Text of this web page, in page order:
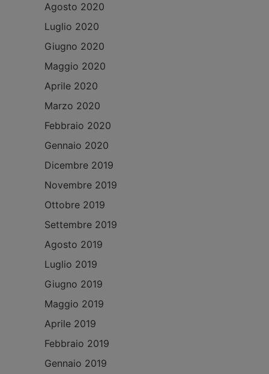
Agosto 2020
Luglio 2020
Giugno 2020
Maggio 2020
Aprile 2020
Marzo 2020
Febbraio 2020
Gennaio 2020
Dicembre 2019
Novembre 2019
Ottobre 2019
Settembre 2019
Agosto 2019
Luglio 2019
Giugno 2019
Maggio 2019
Aprile 2019
Febbraio 2019
Gennaio 2019